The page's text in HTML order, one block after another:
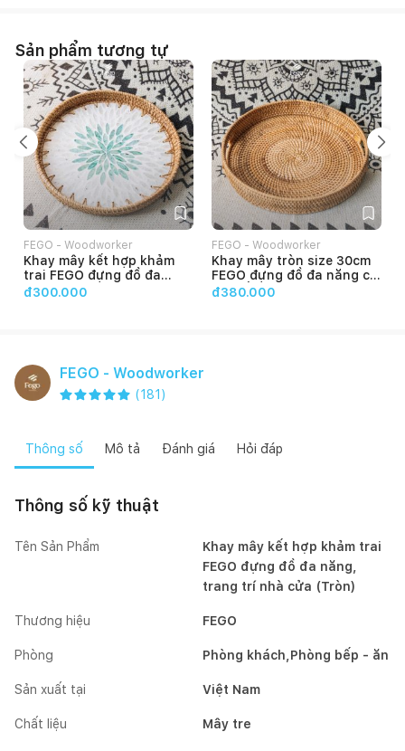
Sản phẩm tương tự
FEGO - Woodworker
Khay mây kết hợp khảm
trai FEGO đựng đồ đa
năng, trang trí nhà cửa
đ300.000
FEGO - Woodworker
Khay mây tròn size 30cm
FEGO đựng đồ đa năng có
tay cầm tiện lợi
đ380.000
FEGO - Woodworker
(181 )
Thông số Mô tả Đánh giá Hỏi đáp
Thông số kỹ thuật
Tên Sản Phẩm
Khay mây kết hợp khảm trai
FEGO đựng đồ đa năng,
trang trí nhà cửa (Tròn)
Thương hiệu FEGO
Phòng Phòng khách,Phòng bếp - ăn
Sản xuất tại Việt Nam
Chất liệu Mây tre